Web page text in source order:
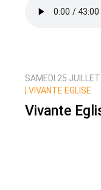
Prévenez-
SAMEDI 25
VIVANTE EGLISE
Vivante